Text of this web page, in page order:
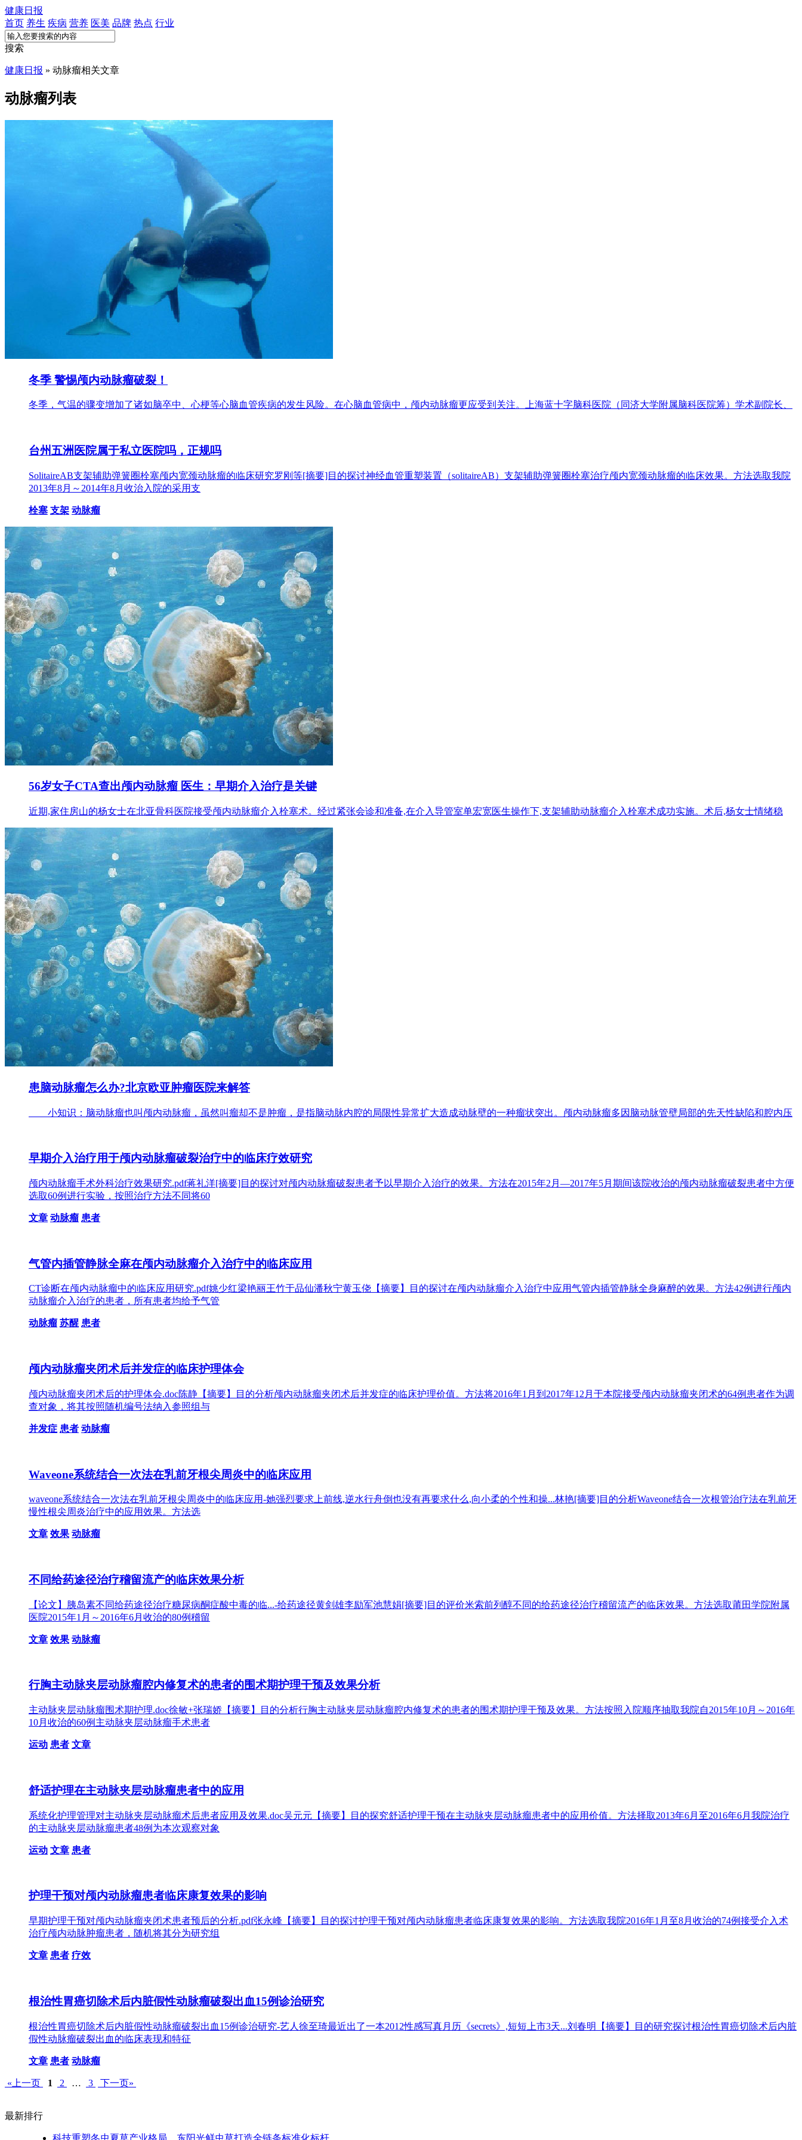
健康日报
首页 养生 疾病 营养 医美 品牌 热点 行业
搜索
健康日报 » 动脉瘤相关文章
动脉瘤列表
冬季 警惕颅内动脉瘤破裂！
冬季，气温的骤变增加了诸如脑卒中、心梗等心脑血管疾病的发生风险。在心脑血管病中，颅内动脉瘤更应受到关注。上海蓝十字脑科医院（同济大学附属脑科医院筹）学术副院长、
台州五洲医院属于私立医院吗，正规吗
SolitaireAB支架辅助弹簧圈栓塞颅内宽颈动脉瘤的临床研究罗刚等[摘要]目的探讨神经血管重塑装置（solitaireAB）支架辅助弹簧圈栓塞治疗颅内宽颈动脉瘤的临床效果。方法选取我院
2013年8月～2014年8月收治入院的采用支
栓塞 支架 动脉瘤
56岁女子CTA查出颅内动脉瘤 医生：早期介入治疗是关键
近期,家住房山的杨女士在北亚骨科医院接受颅内动脉瘤介入栓塞术。经过紧张会诊和准备,在介入导管室单宏宽医生操作下,支架辅助动脉瘤介入栓塞术成功实施。术后,杨女士情绪稳
患脑动脉瘤怎么办?北京欧亚肿瘤医院来解答
小知识：脑动脉瘤也叫颅内动脉瘤，虽然叫瘤却不是肿瘤，是指脑动脉内腔的局限性异常扩大造成动脉壁的一种瘤状突出。颅内动脉瘤多因脑动脉管壁局部的先天性缺陷和腔内压
早期介入治疗用于颅内动脉瘤破裂治疗中的临床疗效研究
颅内动脉瘤手术外科治疗效果研究.pdf蒋礼洋[摘要]目的探讨对颅内动脉瘤破裂患者予以早期介入治疗的效果。方法在2015年2月—2017年5月期间该院收治的颅内动脉瘤破裂患者中方便
选取60例进行实验，按照治疗方法不同将60
文章 动脉瘤 患者
气管内插管静脉全麻在颅内动脉瘤介入治疗中的临床应用
CT诊断在颅内动脉瘤中的临床应用研究.pdf姚少红梁艳丽王竹于品仙潘秋宁黄玉侥【摘要】目的探讨在颅内动脉瘤介入治疗中应用气管内插管静脉全身麻醉的效果。方法42例进行颅内
动脉瘤介入治疗的患者，所有患者均给予气管
动脉瘤 苏醒 患者
颅内动脉瘤夹闭术后并发症的临床护理体会
颅内动脉瘤夹闭术后的护理体会.doc陈静【摘要】目的分析颅内动脉瘤夹闭术后并发症的临床护理价值。方法将2016年1月到2017年12月于本院接受颅内动脉瘤夹闭术的64例患者作为调
查对象，将其按照随机编号法纳入参照组与
并发症 患者 动脉瘤
Waveone系统结合一次法在乳前牙根尖周炎中的临床应用
waveone系统结合一次法在乳前牙根尖周炎中的临床应用-她强烈要求上前线,逆水行舟倒也没有再要求什么,向小柔的个性和操...林艳[摘要]目的分析Waveone结合一次根管治疗法在乳前牙
慢性根尖周炎治疗中的应用效果。方法选
文章 效果 动脉瘤
不同给药途径治疗稽留流产的临床效果分析
【论文】胰岛素不同给药途径治疗糖尿病酮症酸中毒的临...-给药途径黄剑雄李励军池慧娟[摘要]目的评价米索前列醇不同的给药途径治疗稽留流产的临床效果。方法选取莆田学院附属
医院2015年1月～2016年6月收治的80例稽留
文章 效果 动脉瘤
行胸主动脉夹层动脉瘤腔内修复术的患者的围术期护理干预及效果分析
主动脉夹层动脉瘤围术期护理.doc徐敏+张瑞娇【摘要】目的分析行胸主动脉夹层动脉瘤腔内修复术的患者的围术期护理干预及效果。方法按照入院顺序抽取我院自2015年10月～2016年
10月收治的60例主动脉夹层动脉瘤手术患者
运动 患者 文章
舒适护理在主动脉夹层动脉瘤患者中的应用
系统化护理管理对主动脉夹层动脉瘤术后患者应用及效果.doc吴元元【摘要】目的探究舒适护理干预在主动脉夹层动脉瘤患者中的应用价值。方法择取2013年6月至2016年6月我院治疗
的主动脉夹层动脉瘤患者48例为本次观察对象
运动 文章 患者
护理干预对颅内动脉瘤患者临床康复效果的影响
早期护理干预对颅内动脉瘤夹闭术患者预后的分析.pdf张永峰【摘要】目的探讨护理干预对颅内动脉瘤患者临床康复效果的影响。方法选取我院2016年1月至8月收治的74例接受介入术
治疗颅内动脉肿瘤患者，随机将其分为研究组
文章 患者 疗效
根治性胃癌切除术后内脏假性动脉瘤破裂出血15例诊治研究
根治性胃癌切除术后内脏假性动脉瘤破裂出血15例诊治研究-艺人徐至琦最近出了一本2012性感写真月历《secrets》,短短上市3天...刘春明【摘要】目的研究探讨根治性胃癌切除术后内脏
假性动脉瘤破裂出血的临床表现和特征
文章 患者 动脉瘤
«上一页 1 2 … 3 下一页»
最新排行
科技重塑冬虫夏草产业格局，东阳光鲜虫草打造全链条标准化标杆